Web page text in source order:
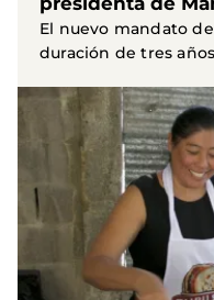
El nuevo mandato
duración de tres